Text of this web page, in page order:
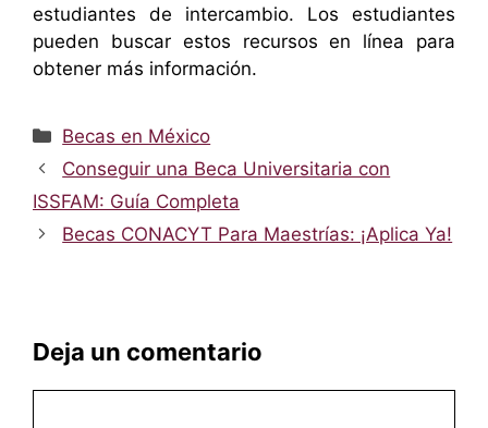
estudiantes de intercambio. Los estudiantes
pueden buscar estos recursos en línea para
obtener más información.
Categorías
Becas en México
Conseguir una Beca Universitaria con
ISSFAM: Guía Completa
Becas CONACYT Para Maestrías: ¡Aplica Ya!
Deja un comentario